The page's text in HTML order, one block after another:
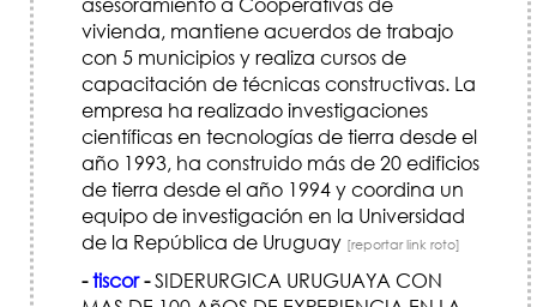
vivienda, mantiene acuerdos de trabajo
con 5 municipios y realiza cursos de
capacitación de técnicas constructivas. La
empresa ha realizado investigaciones
científicas en tecnologías de tierra desde el
año 1993, ha construido más de 20 edificios
de tierra desde el año 1994 y coordina un
equipo de investigación en la Universidad
de la República de Uruguay [reportar link roto]
-tiscor-SIDERURGICA URUGUAYA CON